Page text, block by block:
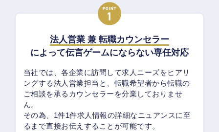
法人営業 兼 転職カウンセラー
によって伝言ゲームにならない専任対応
当社では、各企業に訪問して求人ニーズをヒアリ
ングする法人営業担当と、転職希望者から転職の
ご相談を承るカウンセラーを分業しておりませ
ん。
その為、1件1件求人情報の詳細なニュアンスに至
るまで直接お伝えすることが可能です。